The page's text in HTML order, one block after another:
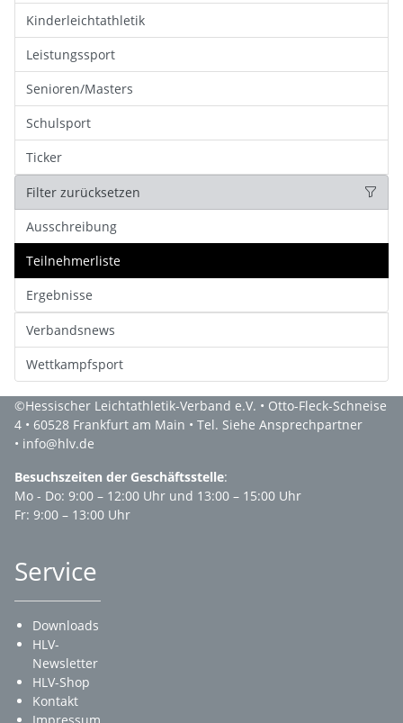
Kinderleichtathletik
Leistungssport
Senioren/Masters
Schulsport
Ticker
Filter zurücksetzen
Ausschreibung
Teilnehmerliste
Ergebnisse
Verbandsnews
Wettkampfsport
©Hessischer Leichtathletik-Verband e.V. • Otto-Fleck-Schneise
4 • 60528 Frankfurt am Main • Tel. Siehe Ansprechpartner
• info@hlv.de
Besuchszeiten der Geschäftsstelle:
Mo - Do: 9:00 – 12:00 Uhr und 13:00 – 15:00 Uhr
Fr: 9:00 – 13:00 Uhr
Service
Downloads
HLV-
Newsletter
HLV-Shop
Kontakt